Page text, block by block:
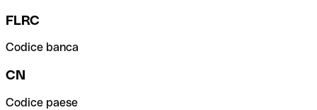
FLRC
Codice banca
CN
Codice paese